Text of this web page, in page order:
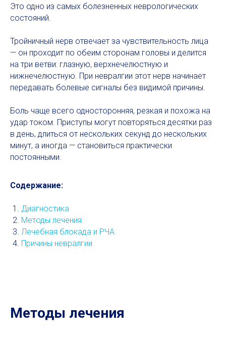
Это одно из самых болезненных неврологических
состояний.
Тройничный нерв отвечает за чувствительность лица
— он проходит по обеим сторонам головы и делится
на три ветви: глазную, верхнечелюстную и
нижнечелюстную. При невралгии этот нерв начинает
передавать болевые сигналы без видимой причины.
Боль чаще всего односторонняя, резкая и похожа на
удар током. Приступы могут повторяться десятки раз
в день, длиться от нескольких секунд до нескольких
минут, а иногда — становиться практически
постоянными.
Содержание:
Диагностика
Методы лечения
Лечебная блокада и РЧА
Причины невралгии
Методы лечения